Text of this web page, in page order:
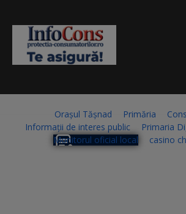
Orașul Tășnad Primăria
Informații de interes public
Primaria
Monitorul oficial local
casino